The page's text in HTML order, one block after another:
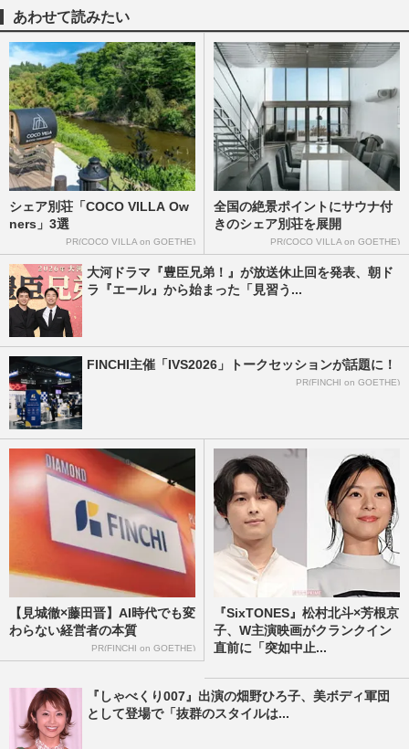
ッチの広島カープ・坂倉将吾にファン熱視
線も、15億円・FA捕手の甲…
週刊女性PRIME 2026/5/15
巨人・坂本勇人、代打起用も得意コース空
振り三振で「リチャードと入れ替え二軍」
囁かれる“引退一直線”の…
週刊女性PRIME 2026/5/9
《阿部巨人》ツイスト打法は救世主か毒薬
か…監督の“直接指導”への期待と“拒絶反
応”
週刊女性PRIME 2026/4/19
残り70本の丸佳浩を起用しない冷徹采配、
偉業目前で解雇・引退の村…
あわせて読みたい
シェア別荘「COCO VILLA Ow
ners」3選
PR(COCO VILLA on GOETHE)
全国の絶景ポイントにサウナ付
きのシェア別荘を展開
PR(COCO VILLA on GOETHE)
大河ドラマ『豊臣兄弟！』が放送休止回を発表、朝ド
ラ『エール』から始まった「見習う...
FINCHI主催「IVS2026」トークセッションが話題に！
PR(FINCHI on GOETHE)
【見城徹×藤田晋】AI時代でも変
わらない経営者の本質
PR(FINCHI on GOETHE)
『SixTONES』松村北斗×芳根京
子、W主演映画がクランクイン
直前に「突如中止...
『しゃべくり007』出演の畑野ひろ子、美ボディ軍団
として登場で「抜群のスタイルは...